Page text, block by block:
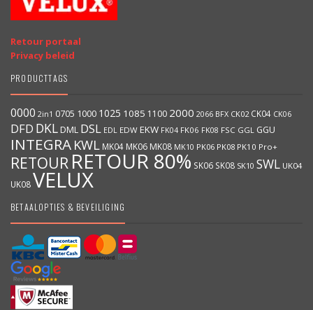
Retour portaal
Privacy beleid
PRODUCTTAGS
0000 2in1 0705 1000 1025 1085 1100 2000 2066 BFX CK02 CK04 CK06
DFD DKL DML DSL EDL EDW EKW FK04 FK06 FK08 FSC GGL GGU
INTEGRA KWL MK04 MK06 MK08 MK10 PK06 PK08 PK10 Pro+
RETOUR RETOUR 80% SK06 SK08 SK10 SWL UK04
UK08VELUX
BETAALOPTIES & BEVEILIGING